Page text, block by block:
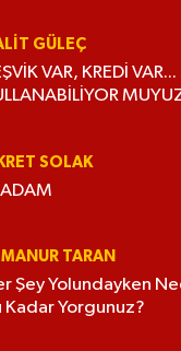
GÜLEÇ
VAR, KREDİ VAR...
SOLAK
TARAN
Şey Yolundayken
Kadar Yorgunuz?